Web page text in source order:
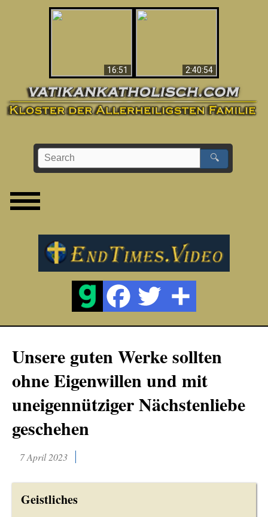
16:51
2:40:54
🔍
Unsere guten Werke sollten
ohne Eigenwillen und mit
uneigennütziger Nächstenliebe
geschehen
7 April 2023
Geistliches